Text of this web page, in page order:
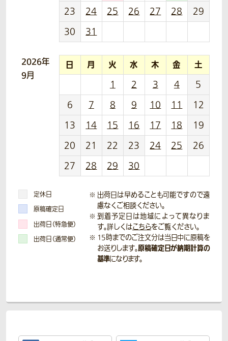
23
24 25 26 27 28
29
30
31
2026年
9月
日 月 火 水 木 金 土
1 2 3 4
5
6
7 8 9 10 11
12
13
14 15 16 17 18
19
20
21 22 23 24 25
26
27
28 29 30
定休日
原稿確定日
出荷日（特急便）
出荷日（通常便）
出荷日は早めることも可能ですので遠
慮なくご相談ください。
到着予定日は地域によって異なりま
す。詳しくはこちらをご覧ください。
15時までのご注文分は当日中に原稿を
お送りします。原稿確定日が納期計算の
基準になります。